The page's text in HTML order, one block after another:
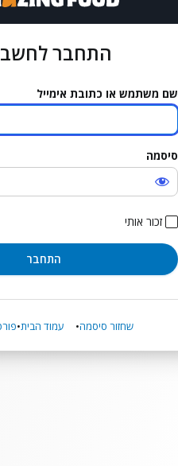
התחבר
שם משתמש או כתובת אימייל
סיסמה
זכור אותי
שחזור סיסמה עמוד הבית